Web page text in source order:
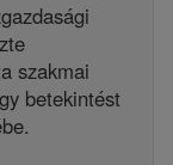
szakmai
betekintést